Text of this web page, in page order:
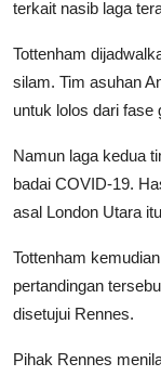
terkait nasib laga
Tottenham
silam. Tim asuhan
untuk lolos dari fase
Namun laga kedua
badai COVID-19.
asal London Utara
Tottenham
pertandingan
disetujui Rennes.
Pihak Rennes